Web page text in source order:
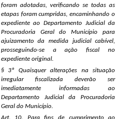
foram adotadas, verificando se todas as
etapas foram cumpridas, encaminhando o
expediente ao Departamento Judicial da
Procuradoria Geral do Município para
ajuizamento da medida judicial cabível,
prosseguindo-se a ação fiscal no
expediente original.
§ 3º Quaisquer alterações na situação
irregular fiscalizada deverão ser
imediatamente informadas ao
Departamento Judicial da Procuradoria
Geral do Município.